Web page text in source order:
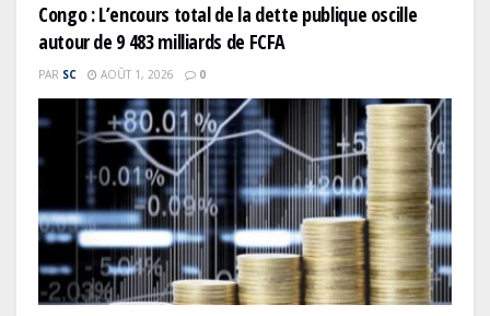
Congo : L’encours total de la dette publique oscille
autour de 9 483 milliards de FCFA
PAR SC AOÛT 1, 2026 0